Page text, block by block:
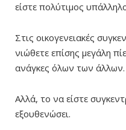
είστε πολύτιμος
Στις οικογενειακές
νιώθετε επίσης μεγάλη
ανάγκες όλων των άλλων.
Αλλά, το να είστε
εξουθενώσει.